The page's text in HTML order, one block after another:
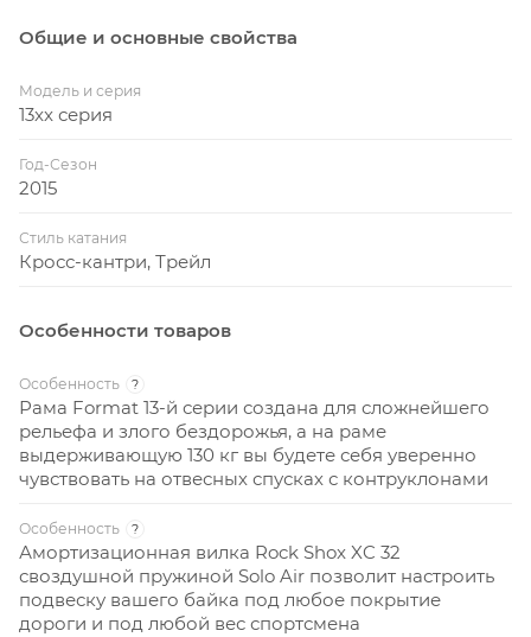
Общие и основные свойства
Модель и серия
13xx серия
Год-Сезон
2015
Стиль катания
Кросс-кантри, Трейл
Особенности товаров
Особенность ?
Рама Format 13-й серии создана для сложнейшего
рельефа и злого бездорожья, а на раме
выдерживающую 130 кг вы будете себя уверенно
чувствовать на отвесных спусках с контруклонами
Особенность ?
Амортизационная вилка Rock Shox XC 32
своздушной пружиной Solo Air позволит настроить
подвеску вашего байка под любое покрытие
дороги и под любой вес спортсмена